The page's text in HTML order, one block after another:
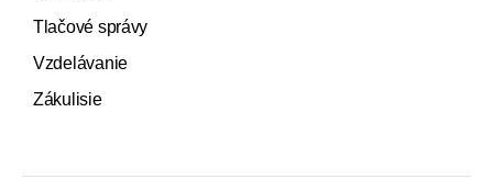
Tlačové správy
Vzdelávanie
Zákulisie